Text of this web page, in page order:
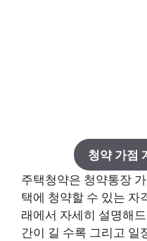
청약 가점
주택청약은 청약통장
택에 청약할 수 있는 자
래에서 자세히 설명해
간이 길 수록 그리고 일